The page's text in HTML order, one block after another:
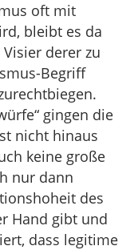
oft mit
bleibt es da
derer zu
Begriff
gingen die
nicht hinaus
keine große
nur dann
des
Hand gibt und
dass legitime